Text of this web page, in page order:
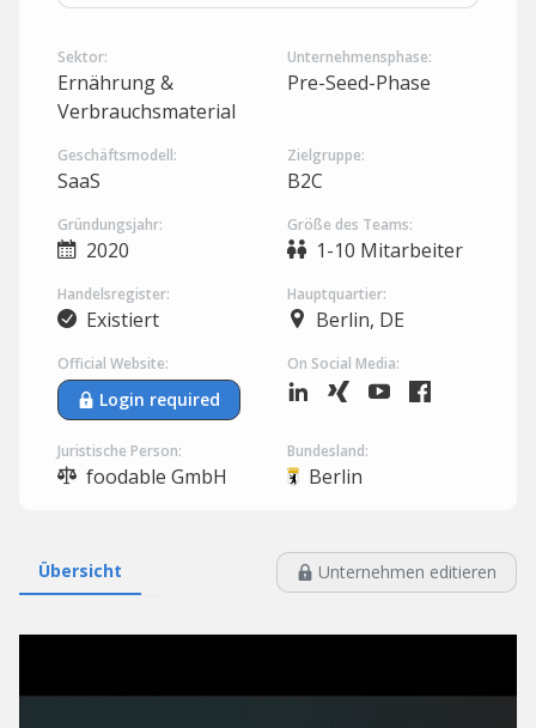
Sektor:
Ernährung &
Verbrauchsmaterial
Unternehmensphase:
Pre-Seed-Phase
Geschäftsmodell:
SaaS
Zielgruppe:
B2C
Gründungsjahr:
2020
Größe des Teams:
1-10 Mitarbeiter
Handelsregister:
Existiert
Hauptquartier:
Berlin, DE
Official Website:
Login required
On Social Media:
Juristische Person:
foodable GmbH
Bundesland:
Berlin
Übersicht Unternehmen editieren